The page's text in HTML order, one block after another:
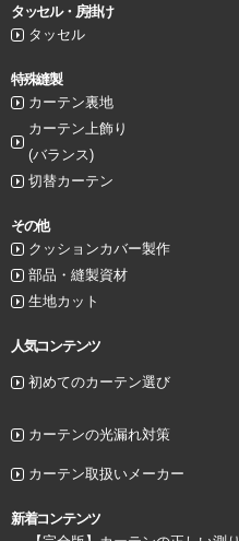
タッセル・房掛け
タッセル
特殊縫製
カーテン裏地
カーテン上飾り
(バランス)
切替カーテン
その他
クッションカバー製作
部品・縫製資材
生地カット
人気コンテンツ
初めてのカーテン選び
カーテンの光漏れ対策
カーテン取扱いメーカー
新着コンテンツ